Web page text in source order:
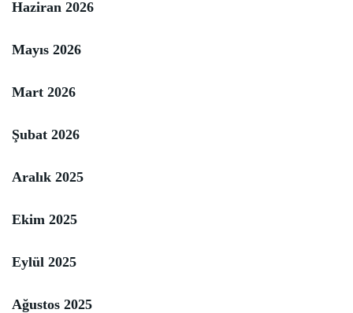
Haziran 2026
Mayıs 2026
Mart 2026
Şubat 2026
Aralık 2025
Ekim 2025
Eylül 2025
Ağustos 2025